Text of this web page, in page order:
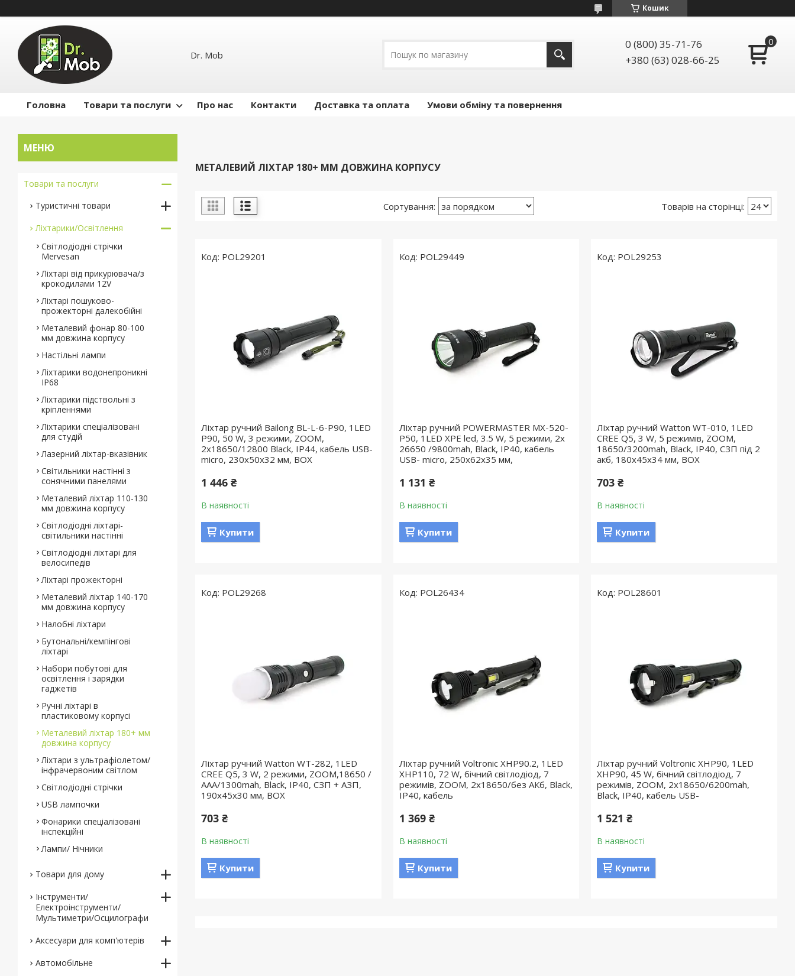
Кошик
Dr. Mob
0 (800) 35-71-76
+380 (63) 028-66-25
Головна Товари та послуги Про нас Контакти Доставка та оплата Умови обміну та повернення
МЕТАЛЕВИЙ ЛІХТАР 180+ ММ ДОВЖИНА КОРПУСУ
POL29201
Ліхтар ручний Bailong BL-L-6-P90, 1LED
P90, 50 W, 3 режими, ZOOM,
2х18650/12800 Black, IP44, кабель USB-
micro, 230х50х32 мм, BOX
1 446 ₴
В наявності
Купити
POL29449
Ліхтар ручний POWERMASTER MX-520-
P50, 1LED XPE led, 3.5 W, 5 режими, 2х
26650 /9800mah, Black, IP40, кабель
USB- micro, 250х62х35 мм,
1 131 ₴
В наявності
Купити
POL29253
Ліхтар ручний Watton WT-010, 1LED
CREE Q5, 3 W, 5 режимів, ZOOM,
18650/3200mah, Black, IP40, СЗП під 2
акб, 180х45х34 мм, BOX
703 ₴
В наявності
Купити
POL29268
Ліхтар ручний Watton WT-282, 1LED
CREE Q5, 3 W, 2 режими, ZOOM,18650 /
ААА/1300mah, Black, IP40, СЗП + АЗП,
190х45х30 мм, BOX
703 ₴
В наявності
Купити
POL26434
Ліхтар ручний Voltronic XHP90.2, 1LED
XHP110, 72 W, бічний світлодіод, 7
режимів, ZOOM, 2х18650/без АКб, Black,
IP40, кабель
1 369 ₴
В наявності
Купити
POL28601
Ліхтар ручний Voltronic XHP90, 1LED
XHP90, 45 W, бічний світлодіод, 7
режимів, ZOOM, 2х18650/6200mah,
Black, IP40, кабель USB-
1 521 ₴
В наявності
Купити
Товари та послуги
Туристичні товари
Ліхтарики/Освітлення
Світлодіодні стрічки
Mervesan
Ліхтарі від прикурювача/з
крокодилами 12V
Ліхтарі пошуково-
прожекторні далекобійні
Металевий фонар 80-100
мм довжина корпусу
Настільні лампи
Ліхтарики водонепроникні
IP68
Ліхтарики підствольні з
кріпленнями
Ліхтарики спеціалізовані
для студій
Лазерний ліхтар-вказівник
Світильники настінні з
сонячними панелями
Металевий ліхтар 110-130
мм довжина корпусу
Світлодіодні ліхтарі-
світильники настінні
Світлодіодні ліхтарі для
велосипедів
Ліхтарі прожекторні
Металевий ліхтар 140-170
мм довжина корпусу
Налобні ліхтари
Бутональні/кемпінгові
ліхтарі
Набори побутові для
освітлення і зарядки
гаджетів
Ручні ліхтарі в
пластиковому корпусі
Металевий ліхтар 180+ мм
довжина корпусу
Ліхтари з ультрафіолетом/
інфрачервоним світлом
Світлодіодні стрічки
USB лампочки
Фонарики спеціалізовані
інспекційні
Лампи/ Нічники
Товари для дому
Інструменти/
Електроінструменти/
Мультиметри/Осцилографи
Аксесуари для комп'ютерів
Автомобільне